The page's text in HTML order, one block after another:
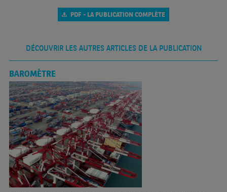
PDF - LA PUBLICATION COMPLÈTE
DÉCOUVRIR LES AUTRES ARTICLES DE LA PUBLICATION
BAROMÈTRE